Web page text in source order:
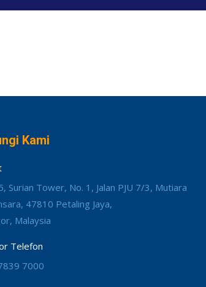
Kami
Surian Tower, No. 1, Jalan PJU 7/3, Mutiara
47810 Petaling Jaya,
Malaysia
Telefon
7000